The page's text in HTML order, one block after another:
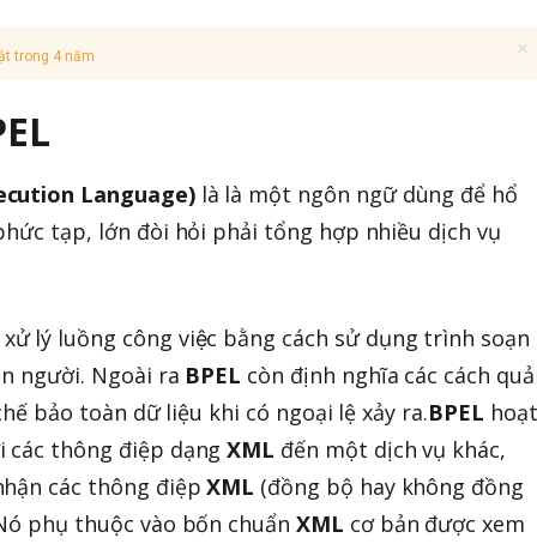
trong 4 năm
Language)là là một ngôn ngữ dùng để hổ
tạp, lớn đòi hỏi phải tổng hợp nhiều dịch vụ
lý luồng công việc bằng cách sử dụng trình soạn
người. Ngoài ra BPEL còn định nghĩa các cách
bảo toàn dữ liệu khi có ngoại lệ xảy ra.BPEL hoạt
các thông điệp dạngXML đến một dịch vụ khác,
các thông điệpXML (đồng bộ hay không đồng
phụ thuộc vào bốn chuẩn XML cơ bản được xem